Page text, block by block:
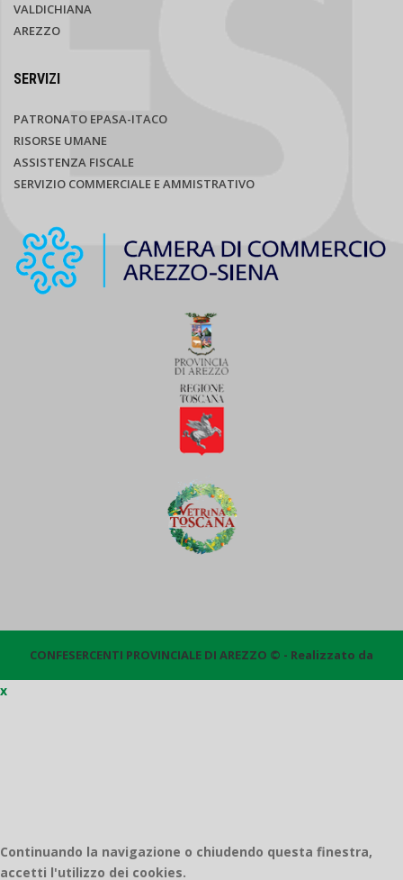
VALDICHIANA
AREZZO
SERVIZI
PATRONATO EPASA-ITACO
RISORSE UMANE
ASSISTENZA FISCALE
SERVIZIO COMMERCIALE E AMMISTRATIVO
CONFESERCENTI PROVINCIALE DI AREZZO © - Realizzato da
x
Continuando la navigazione o chiudendo questa finestra,
accetti l'utilizzo dei cookies.